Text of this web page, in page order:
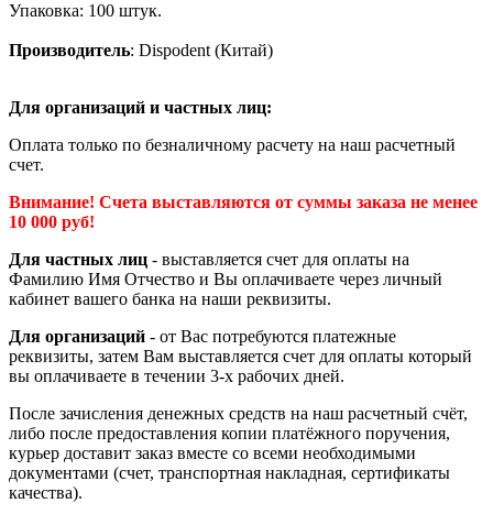
Упаковка: 100 штук.
Производитель: Dispodent (Китай)
Для организаций и частных лиц:
Оплата только по безналичному расчету на наш расчетный
счет.
Внимание! Счета выставляются от суммы заказа не менее
10 000 руб!
Для частных лиц - выставляется счет для оплаты на
Фамилию Имя Отчество и Вы оплачиваете через личный
кабинет вашего банка на наши реквизиты.
Для организаций - от Вас потребуются платежные
реквизиты, затем Вам выставляется счет для оплаты который
вы оплачиваете в течении 3-х рабочих дней.
После зачисления денежных средств на наш расчетный счёт,
либо после предоставления копии платёжного поручения,
курьер доставит заказ вместе со всеми необходимыми
документами (счет, транспортная накладная, сертификаты
качества).